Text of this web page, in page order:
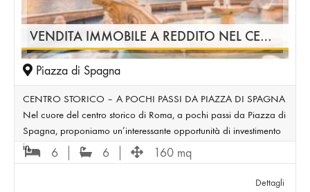
VENDITA IMMOBILE A REDDITO NEL CENTRO STORICO DI ROMA – INVESTIMENTO AREA PIAZZA DI SPAGNA
Piazza di Spagna
CENTRO STORICO – A POCHI PASSI DA PIAZZA DI SPAGNA
Nel cuore del centro storico di Roma, a pochi passi da Piazza di
Spagna, proponiamo un’interessante opportunità di investimento
in…
6 6 160 mq
Dettagli